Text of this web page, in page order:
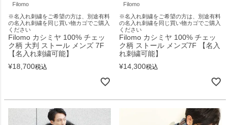
Filomo
※名入れ刺繍をご希望の方は、別途有料
の名入れ刺繍を同じ買い物カゴでご購入
ください
Filomo カシミヤ 100% チェッ
ク柄 大判 ストール メンズ 7F
【名入れ刺繍可能】
¥18,700税込
Filomo
※名入れ刺繍をご希望の方は、別途有料
の名入れ刺繍を同じ買い物カゴでご購入
ください
Filomo カシミヤ 100% チェッ
ク柄 ストール メンズ7F 【名入
れ刺繍可能】
¥14,300税込